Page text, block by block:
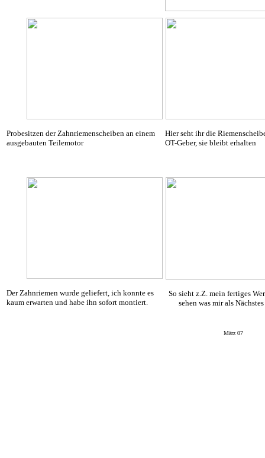
Probesitzen der Zahnriemenscheiben an einem
ausgebauten Teilemotor
Hier seht ihr die
OT-Geber, sie bleibt erhalten
Der Zahnriemen wurde geliefert, ich konnte es
kaum erwarten und habe ihn sofort montiert.
So sieht z.Z. mein fertiges
sehen was mir als
März 07